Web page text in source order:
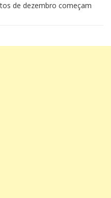
de dezembro começam